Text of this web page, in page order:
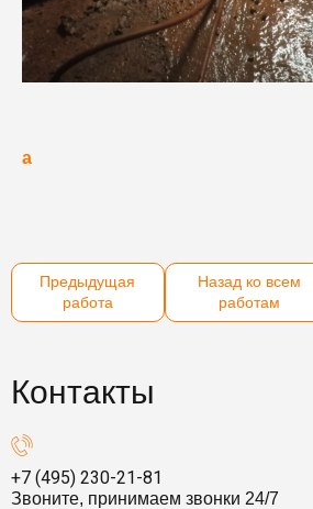
а
Предыдущая
работа
Назад ко всем
работам
Контакты
+7 (495) 230-21-81
Звоните, принимаем звонки 24/7